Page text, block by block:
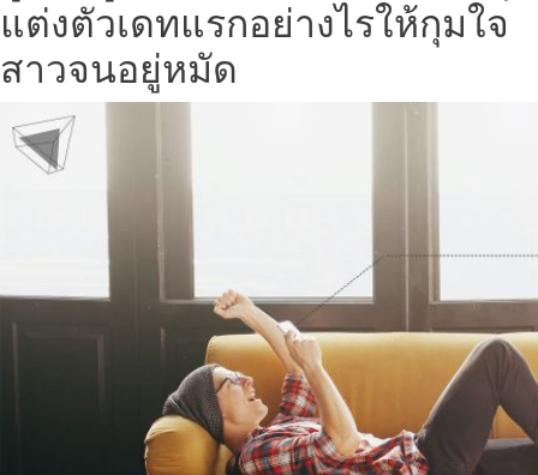
แต่งตัวเดทแรกอย่างไรให้กุมใจ
สาวจนอยู่หมัด